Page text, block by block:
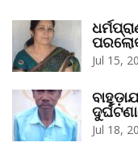
Jul 15,
Jul 18,